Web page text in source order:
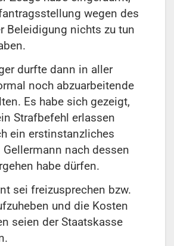
wegen des
Beleidigung nichts zu tun
durfte dann in aller
noch abzuarbeitende
Es habe sich gezeigt,
Strafbefehl erlassen
ein erstinstanzliches
Gellermann nach dessen
habe dürfen.
sei freizusprechen bzw.
und die Kosten
seien der Staatskasse